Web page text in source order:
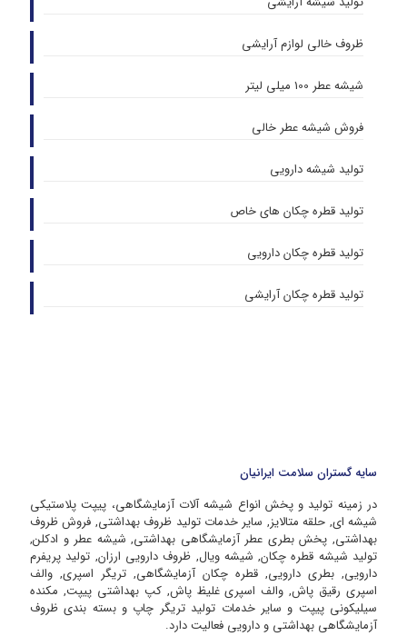
ظروف خالی لوازم آرایشی
شیشه عطر 100 میلی لیتر
فروش شیشه عطر خالی
تولید شیشه دارویی
تولید قطره چکان های خاص
تولید قطره چکان دارویی
تولید قطره چکان آرایشی
سایه گستران سلامت ایرانیان
در زمینه تولید و پخش انواع شیشه آلات آزمایشگاهی، پیپت پلاستیکی
شیشه ای, حلقه متالایز, سایر خدمات تولید ظروف بهداشتی, فروش ظروف
بهداشتی, پخش بطری عطر آزمایشگاهی بهداشتی, شیشه عطر و ادکلن,
تولید شیشه قطره چکان, شیشه ویال, ظروف دارویی ارزان, تولید پریفرم
دارویی, بطری دارویی, قطره چکان آزمایشگاهی, تریگر اسپری, والف
اسپری رقیق پاش, والف اسپری غلیظ پاش, کپ بهداشتی پیپت, مکنده
سیلیکونی پیپت و سایر خدمات تولید تریگر چاپ و بسته بندی ظروف
آزمایشگاهی بهداشتی و دارویی فعالیت دارد.